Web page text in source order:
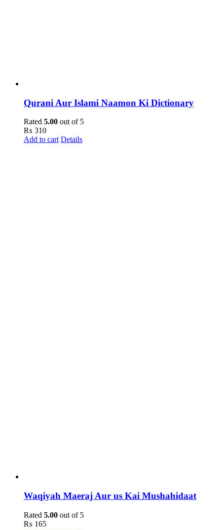
Qurani Aur Islami Naamon Ki Dictionary
Rated 5.00 out of 5
₨ 310
Add to cart Details
Waqiyah Maeraj Aur us Kai Mushahidaat
Rated 5.00 out of 5
₨ 165